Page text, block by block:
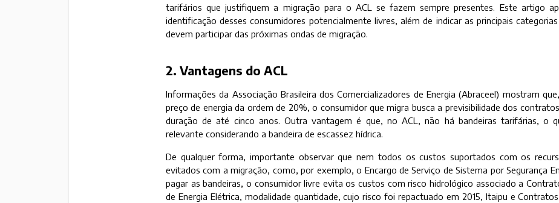
tarifários que justifiquem a migração para o ACL se fazem sempre presentes. Este artigo
identificação desses consumidores potencialmente livres, além de indicar as principais
devem participar das próximas ondas de migração.
2. Vantagens do ACL
Informações da Associação Brasileira dos Comercializadores de Energia (Abraceel) mostram
preço de energia da ordem de 20%, o consumidor que migra busca a previsibilidade dos
duração de até cinco anos. Outra vantagem é que, no ACL, não há bandeiras tarifárias, o
relevante considerando a bandeira de escassez hídrica.
De qualquer forma, importante observar que nem todos os custos suportados com os
evitados com a migração, como, por exemplo, o Encargo de Serviço de Sistema por Segurança
pagar as bandeiras, o consumidor livre evita os custos com risco hidrológico associado a
de Energia Elétrica, modalidade quantidade, cujo risco foi repactuado em 2015, Itaipu e